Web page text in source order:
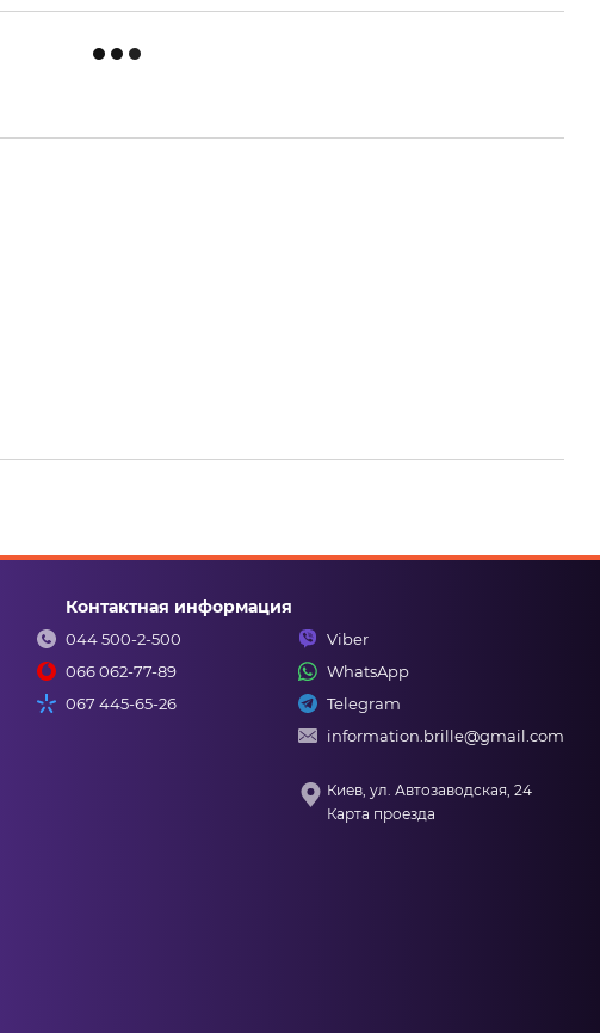
Контактная информация
044 500-2-500
066 062-77-89
067 445-65-26
Viber
WhatsApp
Telegram
information.brille@gmail.com
Киев, ул. Автозаводская, 24
Карта проезда